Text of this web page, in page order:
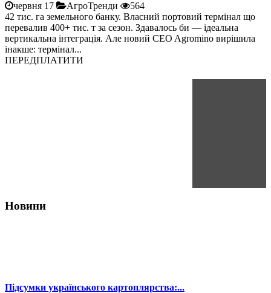
червня 17 АгроТренди
564
42 тис. га земельного банку. Власний портовий термінал що
перевалив 400+ тис. т за сезон. Здавалось би — ідеальна
вертикальна інтеграція. Але новий CEO Agromino вирішила
інакше: термінал...
ПЕРЕДПЛАТИТИ
Новини
Підсумки українського картоплярства:...